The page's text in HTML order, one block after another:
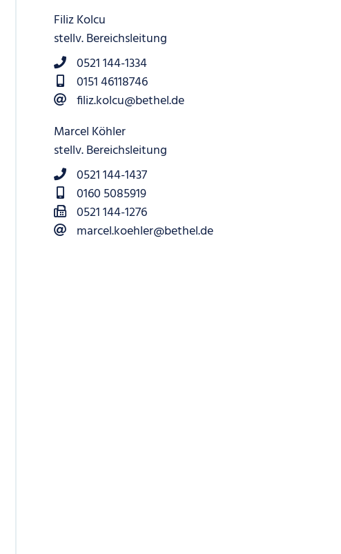
Filiz Kolcu
stellv. Bereichsleitung
0521 144-1334
0151 46118746
filiz.kolcu@bethel.de
Marcel Köhler
stellv. Bereichsleitung
0521 144-1437
0160 5085919
0521 144-1276
marcel.koehler@bethel.de